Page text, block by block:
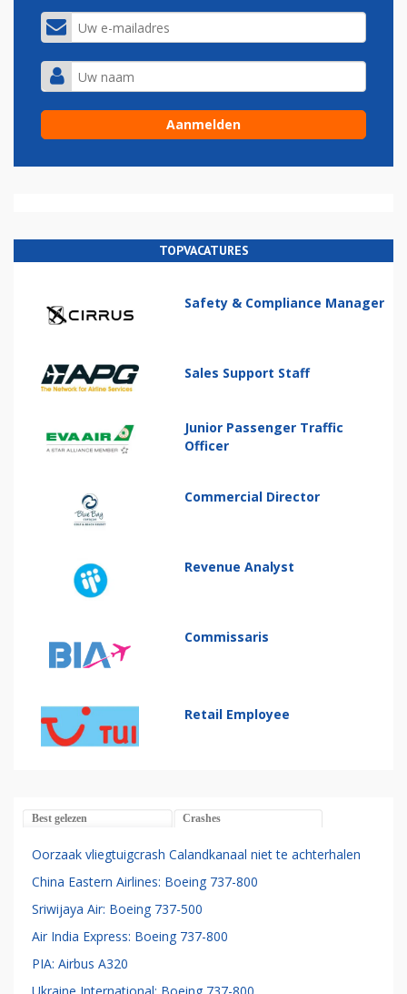
TOPVACATURES
Safety & Compliance Manager
Sales Support Staff
Junior Passenger Traffic
Officer
Commercial Director
Revenue Analyst
Commissaris
Retail Employee
Best gelezen Crashes
Oorzaak vliegtuigcrash Calandkanaal niet te achterhalen
China Eastern Airlines: Boeing 737-800
Sriwijaya Air: Boeing 737-500
Air India Express: Boeing 737-800
PIA: Airbus A320